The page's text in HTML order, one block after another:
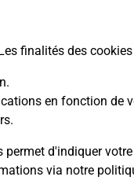
finalités des
en fonction de
d'indiquer
via notre